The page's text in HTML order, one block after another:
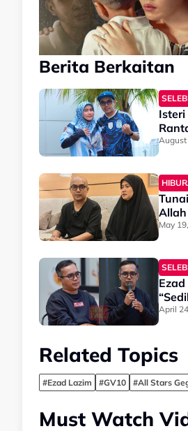
Berita Berkaitan
Isteri
August
Tunai
Allah
May
April
Related Topics
#Ezad Lazim #GV10 #All Stars
Must Watch